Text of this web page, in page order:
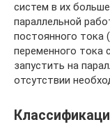
систем в их
параллельной
постоянного тока
переменного тока
запустить на
отсутствии